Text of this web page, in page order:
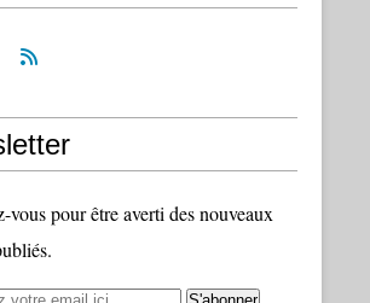
vous pour être averti des nouveaux